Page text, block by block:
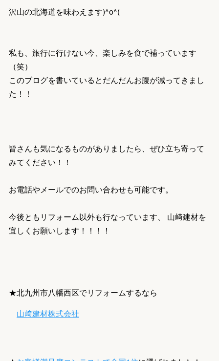
沢山の北海道を味わえます)^o^(
私も、旅行に行けない今、楽しみを食で補っています
（笑）
このブログを書いているとだんだんお腹が減ってきまし
た！！
皆さんも気になるものがありましたら、ぜひ立ち寄って
みてください！！
お電話やメールでのお問い合わせも可能です。
今後ともリフォーム以外も行なっています、 山﨑建材を
宜しくお願いします！！！！
★北九州市八幡西区でリフォームするなら
山﨑建材株式会社